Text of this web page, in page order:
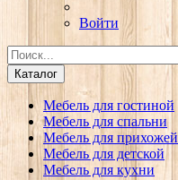
Войти
Каталог
Мебель для гостиной
Мебель для спальни
Мебель для прихожей
Мебель для детской
Мебель для кухни